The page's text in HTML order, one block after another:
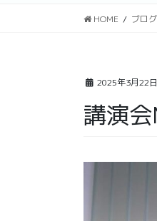
HOME ブログ
2025年3月22日
講演